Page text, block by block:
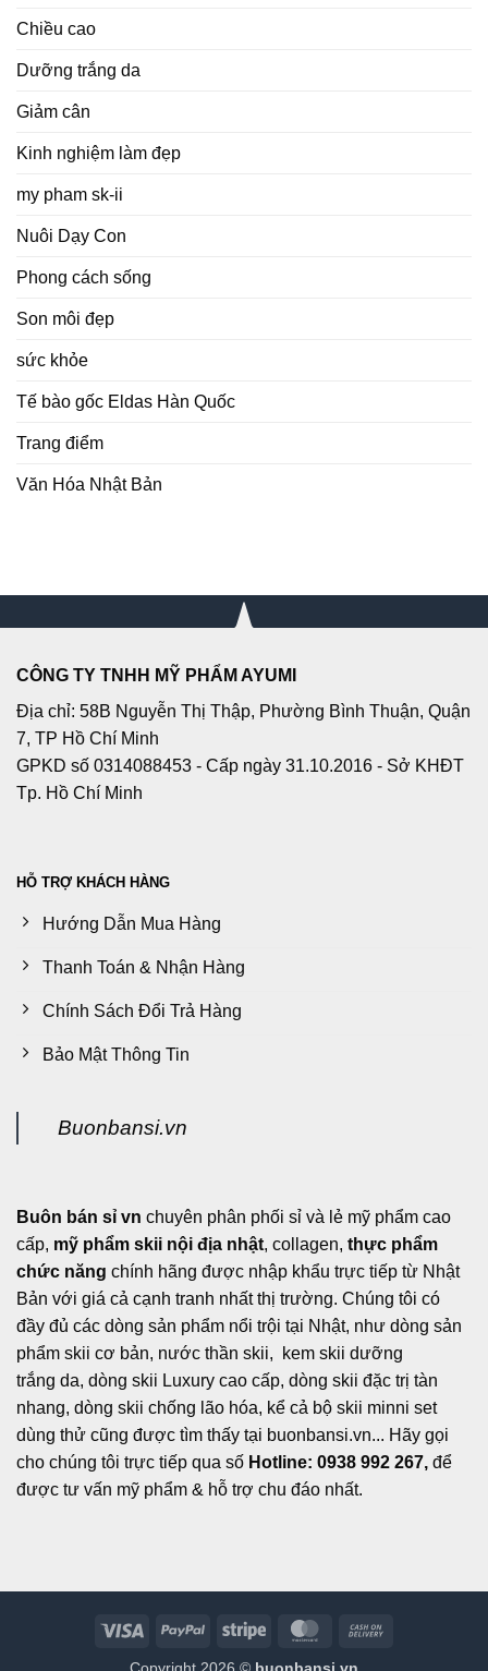
Chiều cao
Dưỡng trắng da
Giảm cân
Kinh nghiệm làm đẹp
my pham sk-ii
Nuôi Dạy Con
Phong cách sống
Son môi đẹp
sức khỏe
Tế bào gốc Eldas Hàn Quốc
Trang điểm
Văn Hóa Nhật Bản
CÔNG TY TNHH MỸ PHẨM AYUMI
Địa chỉ: 58B Nguyễn Thị Thập, Phường Bình Thuận, Quận
7, TP Hồ Chí Minh
GPKD số 0314088453 - Cấp ngày 31.10.2016 - Sở KHĐT
Tp. Hồ Chí Minh
HỖ TRỢ KHÁCH HÀNG
Hướng Dẫn Mua Hàng
Thanh Toán & Nhận Hàng
Chính Sách Đổi Trả Hàng
Bảo Mật Thông Tin
Buonbansi.vn
Buôn bán sỉ vn chuyên phân phối sỉ và lẻ mỹ phẩm cao
cấp, mỹ phẩm skii nội địa nhật, collagen, thực phẩm
chức năng chính hãng được nhập khẩu trực tiếp từ Nhật
Bản với giá cả cạnh tranh nhất thị trường. Chúng tôi có
đầy đủ các dòng sản phẩm nổi trội tại Nhật, như dòng sản
phẩm skii cơ bản, nước thần skii, kem skii dưỡng
trắng da, dòng skii Luxury cao cấp, dòng skii đặc trị tàn
nhang, dòng skii chống lão hóa, kể cả bộ skii minni set
dùng thử cũng được tìm thấy tại buonbansi.vn... Hãy gọi
cho chúng tôi trực tiếp qua số Hotline: 0938 992 267, để
được tư vấn mỹ phẩm & hỗ trợ chu đáo nhất.
Visa PayPal Stripe MasterCard